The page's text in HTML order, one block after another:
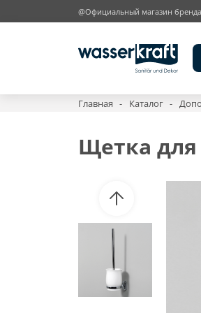
@Официальный магазин бренда
Главная Каталог
Щетка для